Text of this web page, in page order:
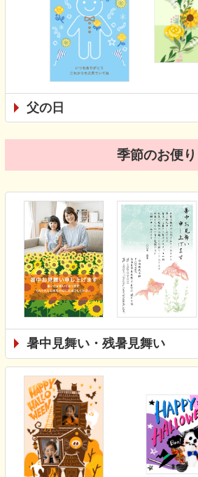
父の日
季節のお便り
暑中見舞い・残暑見舞い